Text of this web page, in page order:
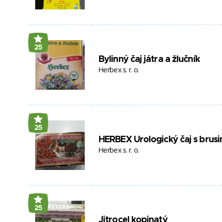
25
Bylinný čaj játra a žlučník
Herbex s. r. o.
25
HERBEX Urologický čaj s
Herbex s. r. o.
25
Jitrocel kopinatý